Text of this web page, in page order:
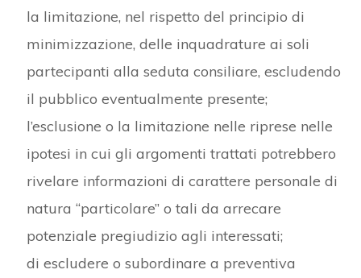
la limitazione, nel rispetto del principio di
minimizzazione, delle inquadrature ai soli
partecipanti alla seduta consiliare, escludendo
il pubblico eventualmente presente;
l’esclusione o la limitazione nelle riprese nelle
ipotesi in cui gli argomenti trattati potrebbero
rivelare informazioni di carattere personale di
natura “particolare” o tali da arrecare
potenziale pregiudizio agli interessati;
di escludere o subordinare a preventiva